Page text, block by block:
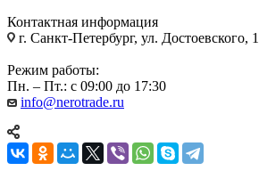
Контактная информация
г. Санкт-Петербург, ул. Достоевского,
Режим работы:
Пн. – Пт.: с 09:00 до 17:30
info@nerotrade.ru